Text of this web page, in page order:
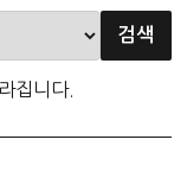
집니다.